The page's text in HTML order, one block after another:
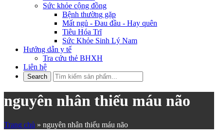
Sức khỏe cộng đồng
Bệnh thường gặp
Mất ngủ - Đau đầu - Hay quên
Tiêu Hóa Trĩ
Sức Khỏe Sinh Lý Nam
Hướng dẫn y tế
Tra cứu thẻ BHXH
Liên hệ
nguyên nhân thiếu máu não
Trang chủ » nguyên nhân thiếu máu não